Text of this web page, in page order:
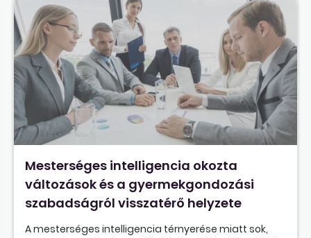
Mesterséges intelligencia okozta
változások és a gyermekgondozási
szabadságról visszatérő helyzete
A mesterséges intelligencia térnyerése miatt sok,